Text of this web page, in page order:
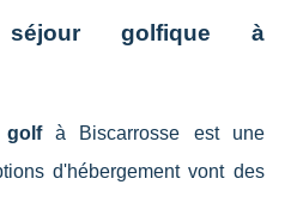
golfique à
golfà Biscarrosse est une
d'hébergement vont des